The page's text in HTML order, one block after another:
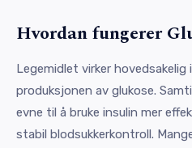
Hvordan fungerer
Legemidlet virker
produksjonen av glukose.
evne til å bruke insulin mer
stabil blodsukkerkontroll.